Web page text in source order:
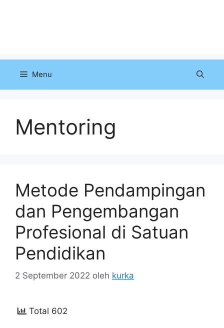
Menu
Mentoring
Metode Pendampingan
dan Pengembangan
Profesional di Satuan
Pendidikan
2 September 2022 oleh kurka
Total 602